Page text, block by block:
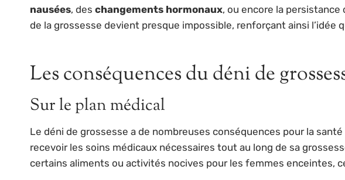
nausées, des changements hormonaux, ou encore la
de la grossesse devient presque impossible, renforçant ainsi
Les conséquences du déni de
Sur le plan médical
Le déni de grossesse a de nombreuses conséquences pour la
recevoir les soins médicaux nécessaires tout au long de sa
certains aliments ou activités nocives pour les femmes enceintes,